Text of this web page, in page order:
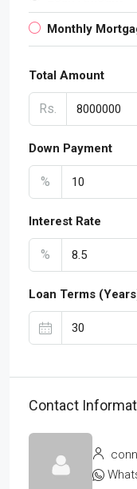
Monthly
Total Amount
Rs.
Down Payment
%
Interest Rate
%
Loan Terms
Contact